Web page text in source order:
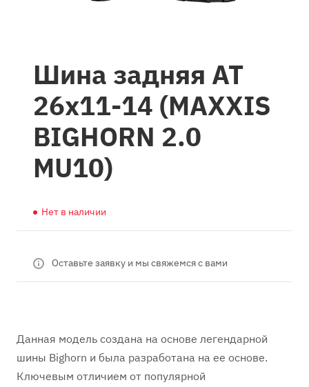
Шина задняя AT
26x11-14 (MAXXIS
BIGHORN 2.0
MU10)
Нет в наличии
Оставьте заявку и мы свяжемся с вами
Данная модель создана на основе легендарной
шины Bighorn и была разработана на ее основе.
Ключевым отличием от популярной